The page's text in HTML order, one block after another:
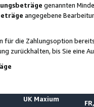
genannten
angegebene
die Zahlungsoption
zurückhalten, bis Sie
UK Maxium